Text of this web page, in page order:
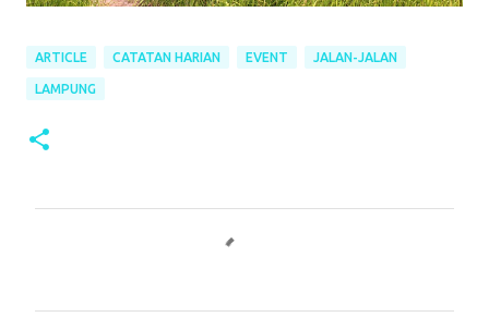
ARTICLE CATATAN HARIAN EVENT JALAN-JALAN
LAMPUNG